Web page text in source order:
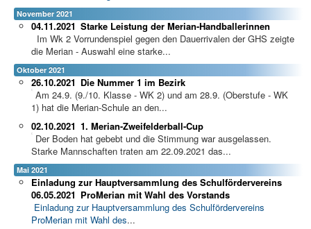
November 2021
Starke Leistung der Merian-Handballerinnen
04.11.2021
Im Wk 2 Vorrundenspiel gegen den Dauerrivalen der GHS zeigte
die Merian - Auswahl eine starke...
Oktober 2021
Die Nummer 1 im Bezirk
26.10.2021
Am 24.9. (9./10. Klasse - WK 2) und am 28.9. (Oberstufe - WK
1) hat die Merian-Schule an den...
1. Merian-Zweifelderball-Cup
02.10.2021
Der Boden hat gebebt und die Stimmung war ausgelassen.
Starke Mannschaften traten am 22.09.2021 das...
Mai 2021
Einladung zur Hauptversammlung des Schulfördervereins
ProMerian mit Wahl des Vorstands
06.05.2021
Einladung zur Hauptversammlung des Schulfördervereins
ProMerian mit Wahl des...